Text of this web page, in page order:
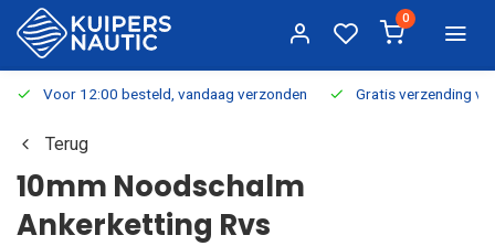
0
Voor 12:00 besteld, vandaag verzonden Gratis verzending
Terug
10mm Noodschalm
Ankerketting Rvs